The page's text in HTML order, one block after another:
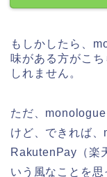
もしかしたら、
味がある方がこ
しれません。
ただ、
けど、できれば
RakutenPay（楽
いう風なことを